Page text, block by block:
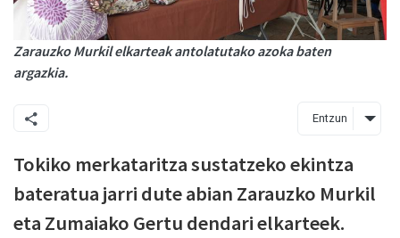
Zarauzko Murkil elkarteak antolatutako azoka baten
argazkia.
Entzun
Tokiko merkataritza sustatzeko ekintza
bateratua jarri dute abian Zarauzko Murkil
eta Zumaiako Gertu dendari elkarteek.